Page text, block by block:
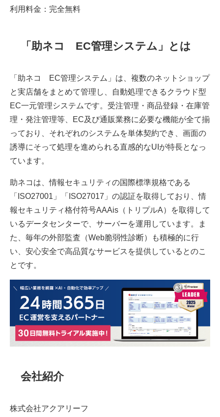
利用料金：完全無料
「助ネコ®EC管理システム」とは
「助ネコ®EC管理システム」は、複数のネットショップ
と実店舗をまとめて管理し、自動処理できるクラウド型
EC一元管理システムです。受注管理・商品登録・在庫管
理・発注管理等、EC及び通販業務に必要な機能が全て揃
っており、それぞれのシステムを単体契約でき、画面の
誘導にそって処理を進められる直感的なUIが特長となっ
ています。
助ネコは、情報セキュリティの国際標準規格である
「ISO27001」「ISO27017」の認証を取得しており、情
報セキュリティ格付符号AAAis（トリプルA）を取得して
いるデータセンターで、サーバーを運用しています。ま
た、毎年の外部監査（Web脆弱性診断）も積極的に行
い、安心安全で高品質なサービスを提供しているとのこ
とです。
会社紹介
株式会社アクアリーフ